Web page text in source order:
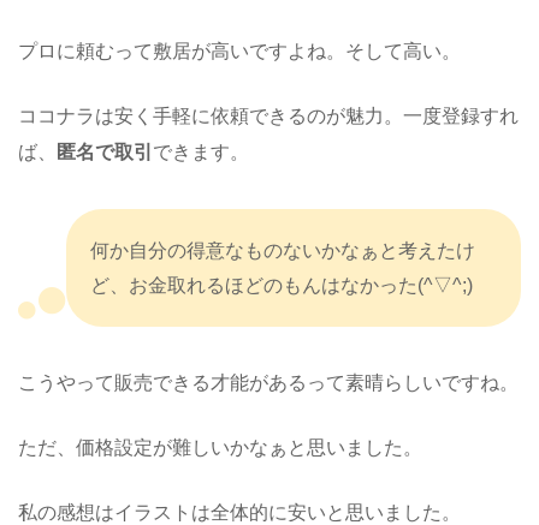
プロに頼むって敷居が高いですよね。そして高い。
ココナラは安く手軽に依頼できるのが魅力。一度登録すれ
ば、
匿名で取引 できます。
何か自分の得意なものないかなぁと考えたけ
ど、お金取れるほどのもんはなかった(^▽^;)
こうやって販売できる才能があるって素晴らしいですね。
ただ、価格設定が難しいかなぁと思いました。
私の感想はイラストは全体的に安いと思いました。